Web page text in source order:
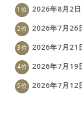
2026年8月2
2026年7月26
2026年7月21
2026年7月19
2026年7月12